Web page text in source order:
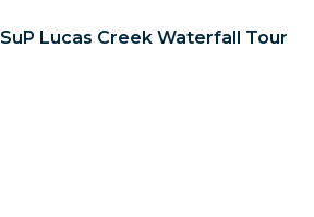
SuP Lucas Creek Waterfall Tour